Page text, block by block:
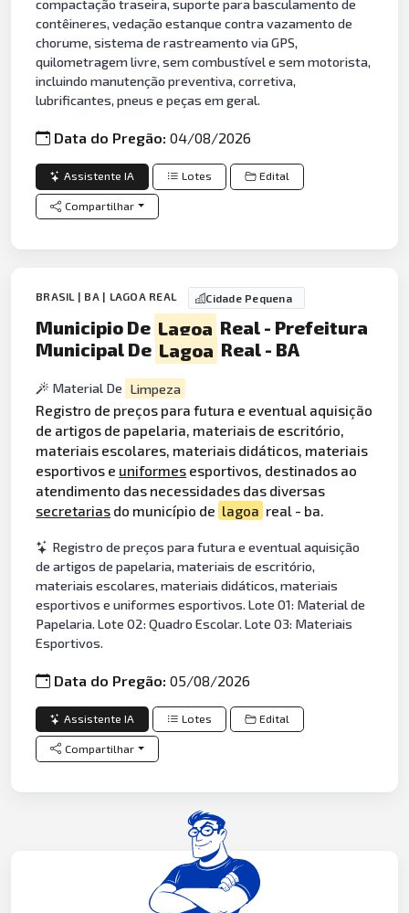
compactação traseira, suporte para basculamento de
contêineres, vedação estanque contra vazamento de
chorume, sistema de rastreamento via GPS,
quilometragem livre, sem combustível e sem motorista,
incluindo manutenção preventiva, corretiva,
lubrificantes, pneus e peças em geral.
Data do Pregão:04/08/2026
Assistente IA Lotes Edital
Compartilhar
BRASIL | BA | LAGOA REAL Cidade Pequena
Municipio De Lagoa Real - Prefeitura
Municipal De Lagoa Real - BA
Material De Limpeza
Registro de preços para futura e eventual aquisição
de artigos de papelaria, materiais de escritório,
materiais escolares, materiais didáticos, materiais
esportivos e uniformes esportivos, destinados ao
atendimento das necessidades das diversas
secretarias do município de lagoa real - ba.
Registro de preços para futura e eventual aquisição
de artigos de papelaria, materiais de escritório,
materiais escolares, materiais didáticos, materiais
esportivos e uniformes esportivos. Lote 01: Material de
Papelaria. Lote 02: Quadro Escolar. Lote 03: Materiais
Esportivos.
Data do Pregão:05/08/2026
Assistente IA Lotes Edital
Compartilhar